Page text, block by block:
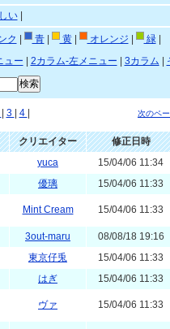
い|
ク 青| 黄| オレンジ 緑|
ュー 2カラム-左メニュー 3カラム
3 4 次のペ
クリエイター 修正日時
yuca 15/04/06 11:34
優璃 15/04/06 11:33
Mint Cream 15/04/06 11:33
3out-maru 08/08/18 19:16
東京仔兎 15/04/06 11:33
はぎ 15/04/06 11:33
ヴァ 15/04/06 11:33